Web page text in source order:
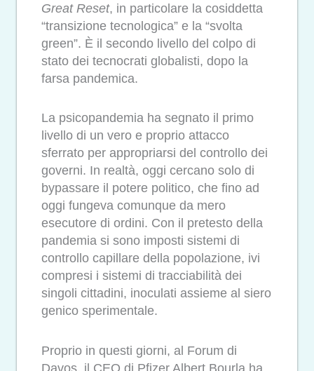
Great Reset, in particolare la cosiddetta
“transizione tecnologica” e la “svolta
green”. È il secondo livello del colpo di
stato dei tecnocrati globalisti, dopo la
farsa pandemica.
La psicopandemia ha segnato il primo
livello di un vero e proprio attacco
sferrato per appropriarsi del controllo dei
governi. In realtà, oggi cercano solo di
bypassare il potere politico, che fino ad
oggi fungeva comunque da mero
esecutore di ordini. Con il pretesto della
pandemia si sono imposti sistemi di
controllo capillare della popolazione, ivi
compresi i sistemi di tracciabilità dei
singoli cittadini, inoculati assieme al siero
genico sperimentale.
Proprio in questi giorni, al Forum di
Davos, il CEO di Pfizer Albert Bourla ha